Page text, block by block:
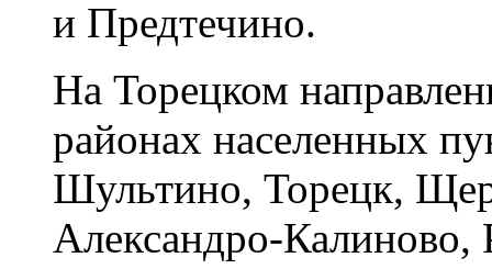
и Предтечино.
На Торецком
районах населенных
Шультино, Торецк,
Александро-Калиново,